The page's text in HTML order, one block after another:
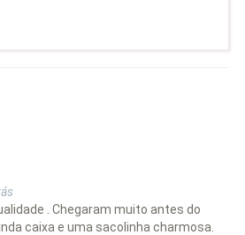
. Chegaram muito antes do
caixa e uma sacolinha charmosa.